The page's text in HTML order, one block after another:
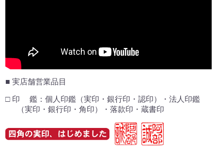
■ 実店舗営業品目
□ 印 鑑：個人印鑑（実印・銀行印・認印）・法人印鑑
（実印・銀行印・角印）・落款印・蔵書印